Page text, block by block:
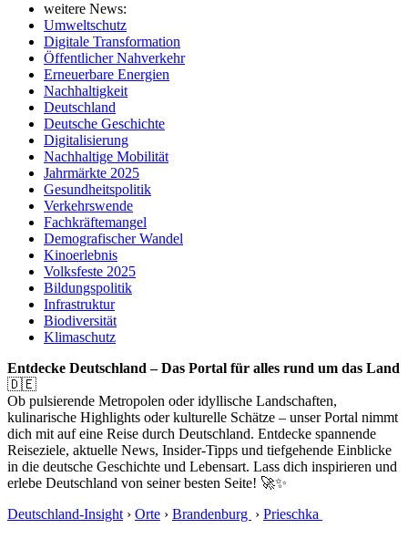
weitere News:
Umweltschutz
Digitale Transformation
Öffentlicher Nahverkehr
Erneuerbare Energien
Nachhaltigkeit
Deutschland
Deutsche Geschichte
Digitalisierung
Nachhaltige Mobilität
Jahrmärkte 2025
Gesundheitspolitik
Verkehrswende
Fachkräftemangel
Demografischer Wandel
Kinoerlebnis
Volksfeste 2025
Bildungspolitik
Infrastruktur
Biodiversität
Klimaschutz
Entdecke Deutschland – Das Portal für alles rund um das Land
🇩🇪
Ob pulsierende Metropolen oder idyllische Landschaften,
kulinarische Highlights oder kulturelle Schätze – unser Portal nimmt
dich mit auf eine Reise durch Deutschland. Entdecke spannende
Reiseziele, aktuelle News, Insider-Tipps und tiefgehende Einblicke
in die deutsche Geschichte und Lebensart. Lass dich inspirieren und
erlebe Deutschland von seiner besten Seite! 🚀✨
Deutschland-Insight › Orte › Brandenburg › Prieschka